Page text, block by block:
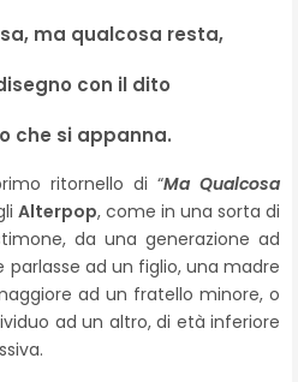
ma qualcosa resta,
con il dito
che si appanna.
ritornello di “Ma Qualcosa
Alterpop, come in una sorta di
da una generazione ad
parlasse ad un figlio, una madre
ad un fratello minore, o
ad un altro, di età inferiore